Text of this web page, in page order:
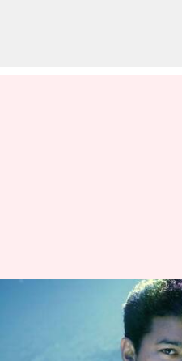
సమంత ఖాతాలో
దళపతి విజయ్
Apr 04,